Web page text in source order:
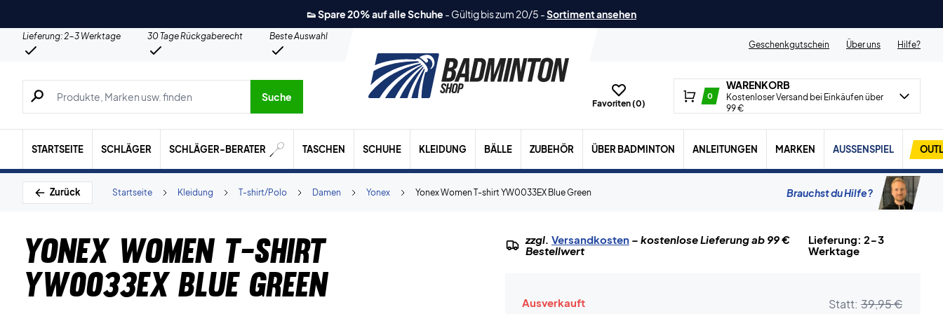
👟 Spare 20% auf alle Schuhe - Gültig bis zum 20/5 -Sortiment ansehen
Lieferung: 2-3 Werktage 30 Tage Rückgaberecht
Beste Auswahl
Geschenkgutschein
Über uns Hilfe?
Suche nach Produkten, Marken usw.
Suche
Favoriten (0)
0
WARENKORB
Kostenloser Versand bei Einkäufen über
99 €
STARTSEITE SCHLÄGER SCHLÄGER-BERATER TASCHEN SCHUHE KLEIDUNG BÄLLE ZUBEHÖR ÜBER BADMINTON ANLEITUNGEN MARKEN AUSSENSPIEL
Zurück Yonex Women T-shirt YW0033EX Blue Green
Yonex
Damen
T-shirt/Polo
Kleidung
Startseite Brauchst du Hilfe?
Yonex Women T-shirt
YW0033EX Blue Green
zzgl. Versandkosten– kostenlose Lieferung ab 99 €
Bestellwert
Lieferung: 2-3
Werktage
Ausverkauft Statt: 39,95 €